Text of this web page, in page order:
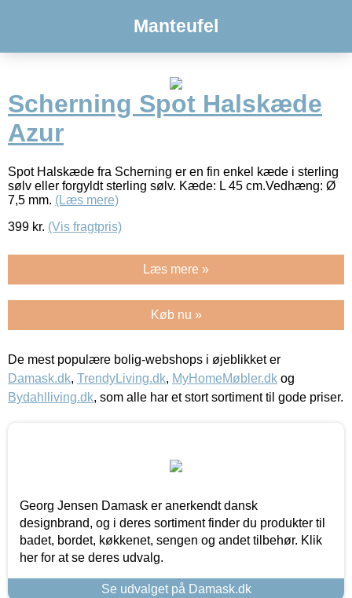
Manteufel
Scherning Spot Halskæde
Azur
Spot Halskæde fra Scherning er en fin enkel kæde i sterling
sølv eller forgyldt sterling sølv. Kæde: L 45 cm.Vedhæng: Ø
7,5 mm. (Læs mere)
399 kr. (Vis fragtpris)
Læs mere »
Køb nu »
De mest populære bolig-webshops i øjeblikket er
Damask.dk, TrendyLiving.dk, MyHomeMøbler.dk og
Bydahlliving.dk, som alle har et stort sortiment til gode priser.
Georg Jensen Damask er anerkendt dansk
designbrand, og i deres sortiment finder du produkter til
badet, bordet, køkkenet, sengen og andet tilbehør. Klik
her for at se deres udvalg.
Se udvalget på Damask.dk